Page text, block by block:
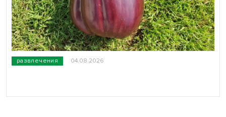
развлечения 04.08.2026